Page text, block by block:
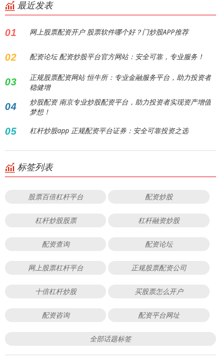
最近发表
01 网上股票配资开户 股票软件哪个好？门炒股APP推荐
02 配资论坛 配资炒股平台官方网站：安全可靠，专业服务！
03
正规股票配资网站 恒牛所：专业金融服务平台，助力投资者
稳健增
04
炒股配资 南京专业炒股配资平台，助力投资者实现资产增值
梦想！
05 杠杆炒股app 正规配资平台证券：安全可靠投资之选
标签列表
股票百倍杠杆平台 配资炒股
杠杆炒股股票 杠杆融资炒股
配资查询 配资论坛
网上股票杠杆平台 正规股票配资公司
十倍杠杆炒股 买股票怎么开户
配资咨询 配资平台网址
全部话题标签